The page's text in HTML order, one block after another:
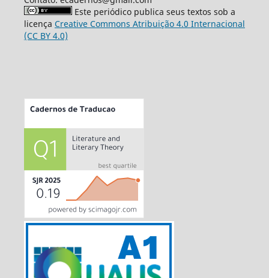
Este periódico publica seus textos sob a
licença Creative Commons Atribuição 4.0 Internacional
(CC BY 4.0)